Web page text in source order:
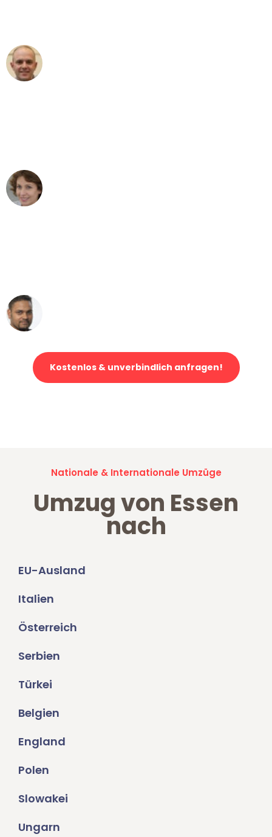
Kostenlos & unverbindlich anfragen!
Nationale & Internationale Umzüge
Umzug von Essen
nach
EU-Ausland
Italien
Österreich
Serbien
Türkei
Belgien
England
Polen
Slowakei
Ungarn